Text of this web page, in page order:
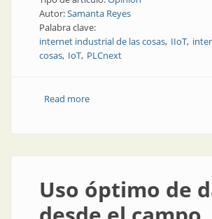
Autor:Samanta Reyes
Palabra clave:
internet industrial de las cosas IIoT
cosas IoT PLCnext
Read moreabout Tu equipamiento tiene
Uso óptimo de